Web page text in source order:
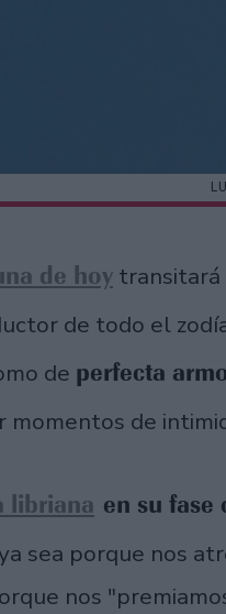
de hoy transitará
de todo el
de perfecta
momentos de
libriana en su fase
sea porque nos
nos